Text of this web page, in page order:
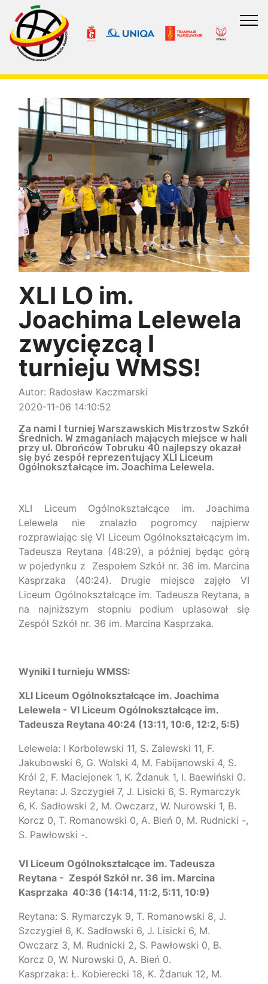
XLI LO im.
Joachima Lelewela
zwycięzcą I
turnieju WMSS!
Autor: Radosław Kaczmarski
2020-11-06 14:10:52
Za nami I turniej Warszawskich Mistrzostw Szkół
Średnich. W zmaganiach mających miejsce w hali
przy ul. Obrońców Tobruku 40 najlepszy okazał
się być zespół reprezentujący XLI Liceum
Ogólnokształcące im. Joachima Lelewela.
XLI Liceum Ogólnokształcące im. Joachima
Lelewela nie znalazło pogromcy najpierw
rozprawiając się VI Liceum Ogólnokształcącym im.
Tadeusza Reytana (48:29), a później będąc górą
w pojedynku z Zespołem Szkół nr. 36 im. Marcina
Kasprzaka (40:24). Drugie miejsce zajęło VI
Liceum Ogólnokształcące im. Tadeusza Reytana, a
na najniższym stopniu podium uplasował się
Zespół Szkół nr. 36 im. Marcina Kasprzaka.
Wyniki I turnieju WMSS:
XLI Liceum Ogólnokształcące im. Joachima
Lelewela - VI Liceum Ogólnokształcące im.
Tadeusza Reytana 40:24 (13:11, 10:6, 12:2, 5:5)
Lelewela: I Korbolewski 11, S. Zalewski 11, F.
Jakubowski 6, G. Wolski 4, M. Fabijanowski 4, S.
Król 2, F. Maciejonek 1, K. Żdanuk 1, I. Baewiński 0.
Reytana: J. Szczygieł 7, J. Lisicki 6, S. Rymarczyk
6, K. Sadłowski 2, M. Owczarz, W. Nurowski 1, B.
Korcz 0, T. Romanowski 0, A. Bień 0, M. Rudnicki -,
S. Pawłowski -.
VI Liceum Ogólnokształcące im. Tadeusza
Reytana - Zespół Szkół nr. 36 im. Marcina
Kasprzaka 40:36 (14:14, 11:2, 5:11, 10:9)
Reytana: S. Rymarczyk 9, T. Romanowski 8, J.
Szczygieł 6, K. Sadłowski 6, J. Lisicki 6, M.
Owczarz 3, M. Rudnicki 2, S. Pawłowski 0, B.
Korcz 0, W. Nurowski 0, A. Bień 0.
Kasprzaka: Ł. Kobierecki 18, K. Żdanuk 12, M.